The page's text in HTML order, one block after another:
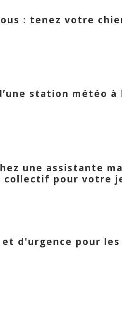
: tenez votre
station météo à
une assistante
collectif pour votre
d'urgence pour